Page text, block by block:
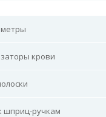
крови
шприц-ручкам